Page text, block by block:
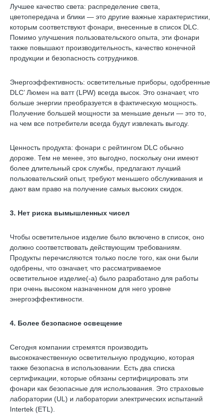
Лучшее качество света: распределение света,
цветопередача и блики — это другие важные характеристики,
которым соответствуют фонари, внесенные в список DLC.
Помимо улучшения пользовательского опыта, эти фонари
также повышают производительность, качество конечной
продукции и безопасность сотрудников.
Энергоэффективность: осветительные приборы, одобренные
DLC’ Люмен на ватт (LPW) всегда высок. Это означает, что
больше энергии преобразуется в фактическую мощность.
Получение большей мощности за меньшие деньги — это то,
на чем все потребители всегда будут извлекать выгоду.
Ценность продукта: фонари с рейтингом DLC обычно
дороже. Тем не менее, это выгодно, поскольку они имеют
более длительный срок службы, предлагают лучший
пользовательский опыт, требуют меньшего обслуживания и
дают вам право на получение самых высоких скидок.
3. Нет риска вымышленных чисел
Чтобы осветительное изделие было включено в список, оно
должно соответствовать действующим требованиям.
Продукты перечисляются только после того, как они были
одобрены, что означает, что рассматриваемое
осветительное изделие(-а) было разработано для работы
при очень высоком назначенном для него уровне
энергоэффективности.
4. Более безопасное освещение
Сегодня компании стремятся производить
высококачественную осветительную продукцию, которая
также безопасна в использовании. Есть два списка
сертификации, которые обязаны сертифицировать эти
фонари как безопасные для использования. Это страховые
лаборатории (UL) и лаборатории электрических испытаний
Intertek (ETL).